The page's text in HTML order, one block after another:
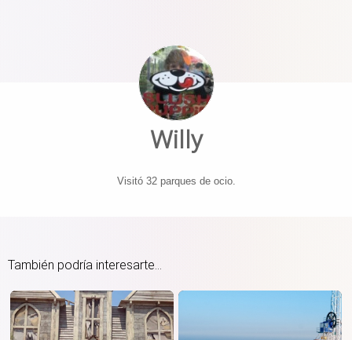
Willy
Visitó 32 parques de ocio.
También podría interesarte...